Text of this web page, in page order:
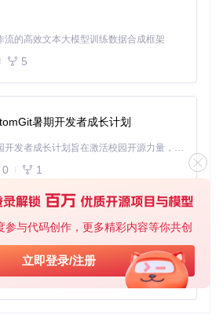
参与代码创作，更多精彩内容等你共创
立即登录/注册
流的高效文本大模型训练数据合成框架
5
暑期开发者成长计划
「源启盛夏」暑期校园开发者成长计划旨在激活校园开源力量，通过积分激励、认证扶持、资源倾斜等形式，引导高校组织和开发者完成「入驻 — 建项目 — 做贡献 — 获认证 — 得资源」的完整闭环。无论你是想带领社团入驻平台的组织者，还是希望用代码贡献证明自己的开发者，都能在这里找到属于你的成长路径。
0 1
基于Python的Xiaozhi AI，适用于想要完整Xiaozhi体验而无需拥有专用硬件的用户。
1